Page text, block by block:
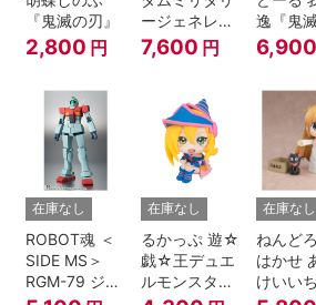
『鬼滅の刃』
2,800 円
ージェネレー
ション） 機動
戦士ガンダム
地球連邦軍V-
SP09 一般兵
士＆連邦兵専
用バイク
7,600 円
逸『鬼
刃』
6,900
在庫なし
ROBOT魂 ＜
SIDE MS＞
RGM-79 ジム
在庫なし
るかっぷ 遊☆
戯☆王デュエ
ルモンスター
在庫なし
ねんど
はかせ
けいい